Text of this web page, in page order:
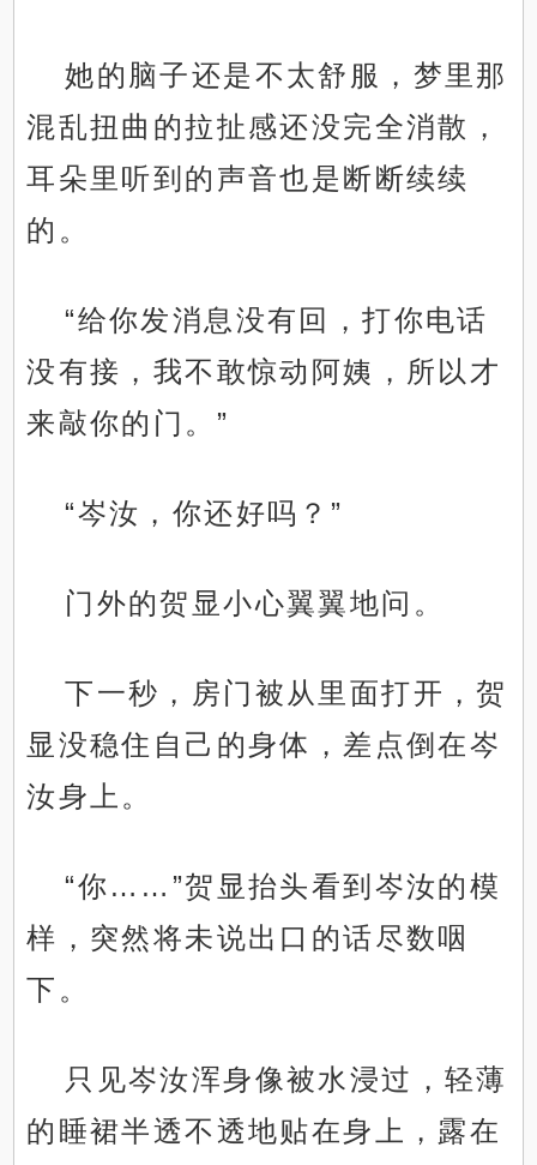
她的脑子还是不太舒服，梦里那
混乱扭曲的拉扯感还没完全消散，
耳朵里听到的声音也是断断续续
的。
“给你发消息没有回，打你电话
没有接，我不敢惊动阿姨，所以才
来敲你的门。”
“岑汝，你还好吗？”
门外的贺显小心翼翼地问。
下一秒，房门被从里面打开，贺
显没稳住自己的身体，差点倒在岑
汝身上。
“你……”贺显抬头看到岑汝的模
样，突然将未说出口的话尽数咽
下。
只见岑汝浑身像被水浸过，轻薄
的睡裙半透不透地贴在身上，露在